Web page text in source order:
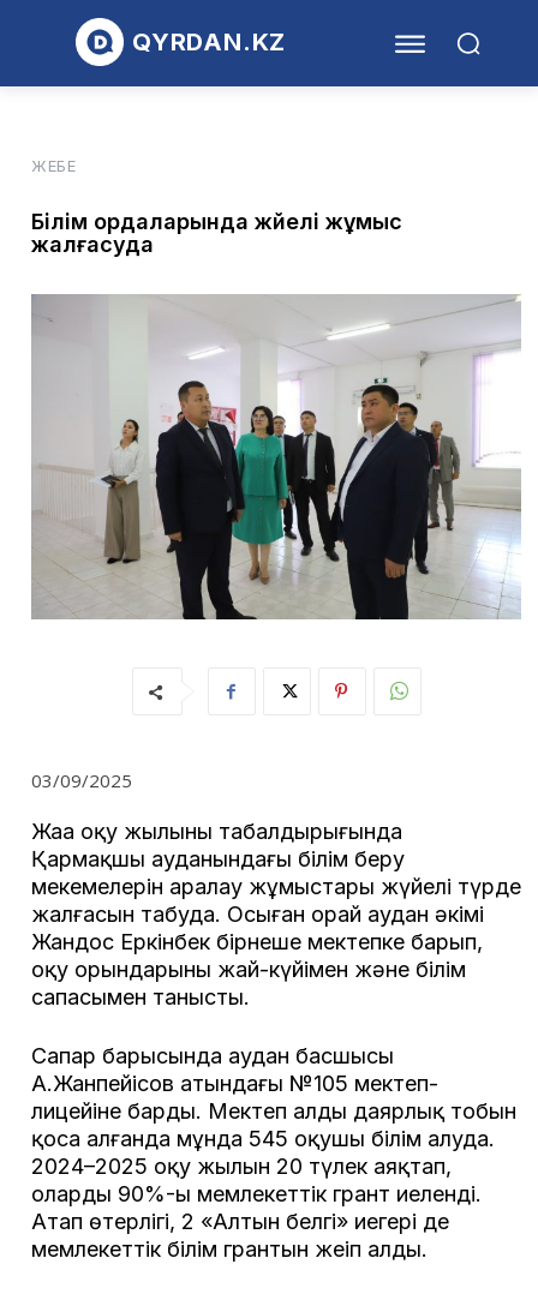
QYRDAN.KZ
ЖЕБЕ
Білім ордаларында жүйелі жұмыс
жалғасуда
03/09/2025
Жаңа оқу жылының табалдырығында
Қармақшы ауданындағы білім беру
мекемелерін аралау жұмыстары жүйелі түрде
жалғасын табуда. Осыған орай аудан әкімі
Жандос Еркінбек бірнеше мектепке барып,
оқу орындарының жай-күйімен және білім
сапасымен танысты.
Сапар барысында аудан басшысы
А.Жанпейісов атындағы №105 мектеп-
лицейіне барды. Мектеп алды даярлық тобын
қоса алғанда мұнда 545 оқушы білім алуда.
2024–2025 оқу жылын 20 түлек аяқтап,
олардың 90%-ы мемлекеттік грант иеленді.
Атап өтерлігі, 2 «Алтын белгі» иегері де
мемлекеттік білім грантын жеңіп алды.